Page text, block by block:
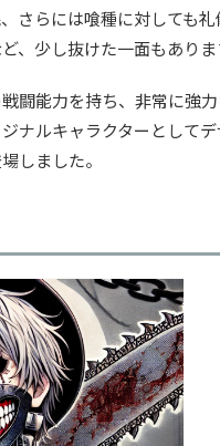
さらには喰種に対しても礼
、少し抜けた一面もありま
闘能力を持ち、非常に強
ナルキャラクターとして
しました。